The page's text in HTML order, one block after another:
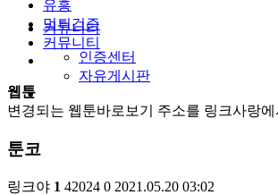
커뮤니티
인증센터
자유게시판
유흥
먹튀검증
커뮤니티
웹툰
변경되는 웹툰바로보기 주소를 링크사랑
툰코
링크야 1 42024 0 2021.05.20 03:02